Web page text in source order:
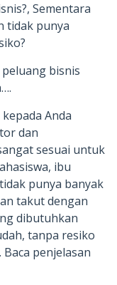
Sementara
tidak punya
bisnis
Anda
dan
sesuai untuk
ibu
punya banyak
takut dengan
dibutuhkan
tanpa resiko
penjelasan